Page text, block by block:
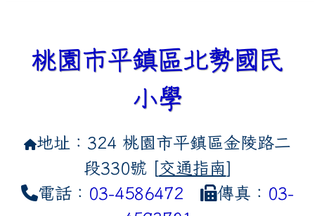
桃園市平鎮區北勢國民
小學
地址：324 桃園市平鎮區金陵路二
段330號 [交通指南]
電話： 03-4586472 傳真： 03-